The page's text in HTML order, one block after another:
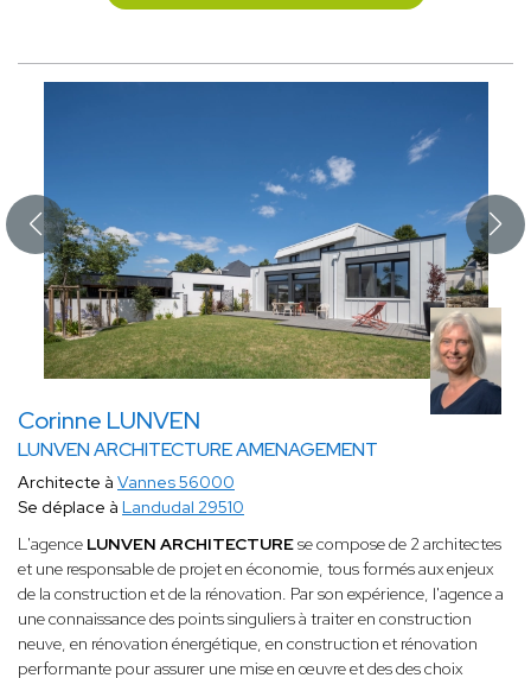
Corinne LUNVEN
LUNVEN ARCHITECTURE AMENAGEMENT
Architecte à Vannes 56000
Se déplace à Landudal 29510
L'agence LUNVEN ARCHITECTUREse compose de 2 architectes
et une responsable de projet en économie, tous formés aux enjeux
de la construction et de la rénovation. Par son expérience, l'agence a
une connaissance des points singuliers à traiter en construction
neuve, en rénovation énergétique, en construction et rénovation
performante pour assurer une mise en œuvre et des des choix